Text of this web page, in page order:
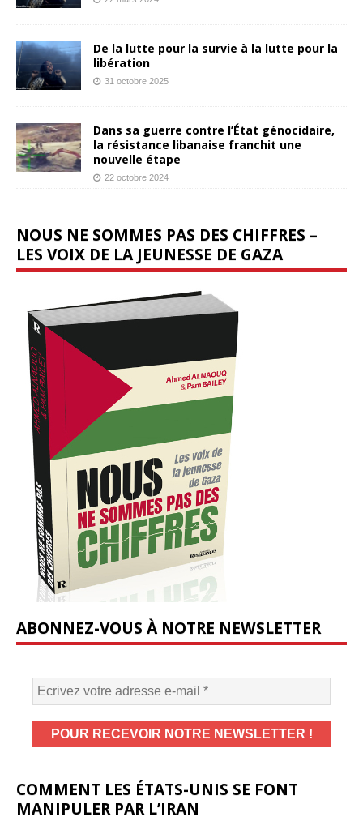
De la lutte pour la survie à la lutte pour la
libération
31 octobre 2025
Dans sa guerre contre l’État génocidaire,
la résistance libanaise franchit une
nouvelle étape
22 octobre 2024
NOUS NE SOMMES PAS DES CHIFFRES –
LES VOIX DE LA JEUNESSE DE GAZA
ABONNEZ-VOUS À NOTRE NEWSLETTER
COMMENT LES ÉTATS-UNIS SE FONT
MANIPULER PAR L’IRAN